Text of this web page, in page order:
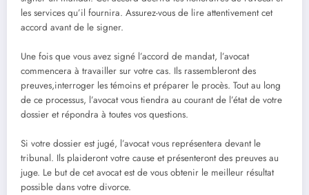
les services qu’il fournira. Assurez-vous de lire attentivement cet
accord avant de le signer.
Une fois que vous avez signé l’accord de mandat, l’avocat
commencera à travailler sur votre cas. Ils rassembleront des
preuves,interroger les témoins et préparer le procès. Tout au long
de ce processus, l’avocat vous tiendra au courant de l’état de votre
dossier et répondra à toutes vos questions.
Si votre dossier est jugé, l’avocat vous représentera devant le
tribunal. Ils plaideront votre cause et présenteront des preuves au
juge. Le but de cet avocat est de vous obtenir le meilleur résultat
possible dans votre divorce.